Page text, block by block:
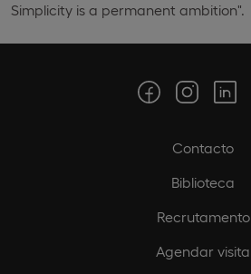
Simplicity is a permanent ambition".
Contacto
Biblioteca
Recrutamento
Agendar visita